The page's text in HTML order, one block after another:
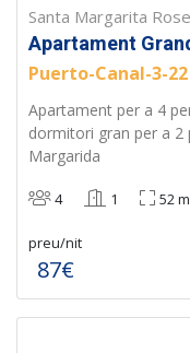
Santa Margarita
Apartament
Puerto-Canal-3-22
Apartament per a 4
dormitori gran per a 2
Margarida
4 1 52 m
preu/nit
87€